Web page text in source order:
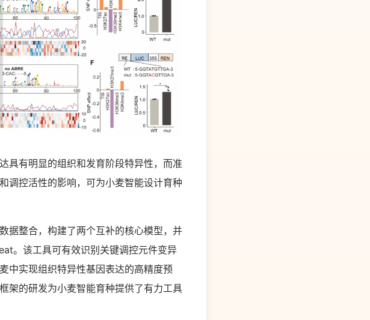
有明显的组织和发育阶段特异性，而准
调控活性的影响，可为小麦智能设计育种
整合，构建了两个互补的核心模型，并
。该工具可有效识别关键调控元件变异
中实现组织特异性基因表达的高精度预
架的研发为小麦智能育种提供了有力工具